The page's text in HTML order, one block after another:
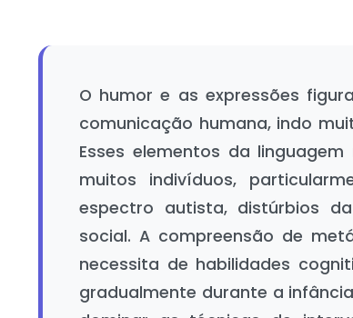
O humor e as expressões
comunicação humana, indo
Esses elementos da
muitos indivíduos,
espectro autista, distúrbios
social. A compreensão de
necessita de habilidades
gradualmente durante a